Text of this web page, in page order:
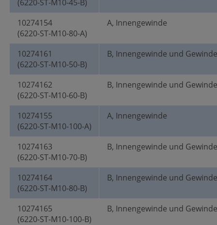
(6220-ST-M10-45-B)
10274154
(6220-ST-M10-80-A)
A, Innengewinde
10274161
(6220-ST-M10-50-B)
B, Innengewinde und
10274162
(6220-ST-M10-60-B)
B, Innengewinde und
10274155
(6220-ST-M10-100-A)
A, Innengewinde
10274163
(6220-ST-M10-70-B)
B, Innengewinde und
10274164
(6220-ST-M10-80-B)
B, Innengewinde und
10274165
(6220-ST-M10-100-B)
B, Innengewinde und